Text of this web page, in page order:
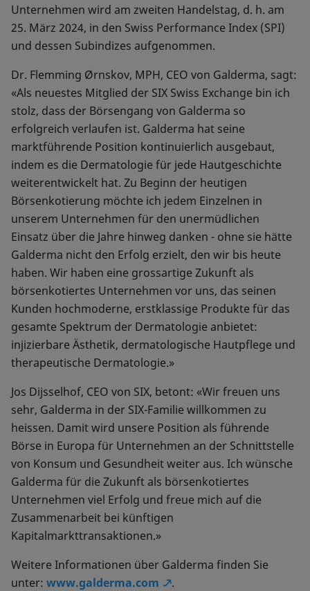
Unternehmen wird am zweiten Handelstag, d. h. am
25. März 2024, in den Swiss Performance Index (SPI)
und dessen Subindizes aufgenommen.
Dr. Flemming Ørnskov, MPH, CEO von Galderma, sagt:
«Als neuestes Mitglied der SIX Swiss Exchange bin ich
stolz, dass der Börsengang von Galderma so
erfolgreich verlaufen ist. Galderma hat seine
marktführende Position kontinuierlich ausgebaut,
indem es die Dermatologie für jede Hautgeschichte
weiterentwickelt hat. Zu Beginn der heutigen
Börsenkotierung möchte ich jedem Einzelnen in
unserem Unternehmen für den unermüdlichen
Einsatz über die Jahre hinweg danken - ohne sie hätte
Galderma nicht den Erfolg erzielt, den wir bis heute
haben. Wir haben eine grossartige Zukunft als
börsenkotiertes Unternehmen vor uns, das seinen
Kunden hochmoderne, erstklassige Produkte für das
gesamte Spektrum der Dermatologie anbietet:
injizierbare Ästhetik, dermatologische Hautpflege und
therapeutische Dermatologie.»
Jos Dijsselhof, CEO von SIX, betont: «Wir freuen uns
sehr, Galderma in der SIX-Familie willkommen zu
heissen. Damit wird unsere Position als führende
Börse in Europa für Unternehmen an der Schnittstelle
von Konsum und Gesundheit weiter aus. Ich wünsche
Galderma für die Zukunft als börsenkotiertes
Unternehmen viel Erfolg und freue mich auf die
Zusammenarbeit bei künftigen
Kapitalmarkttransaktionen.»
Weitere Informationen über Galderma finden Sie
unter: www.galderma.com .